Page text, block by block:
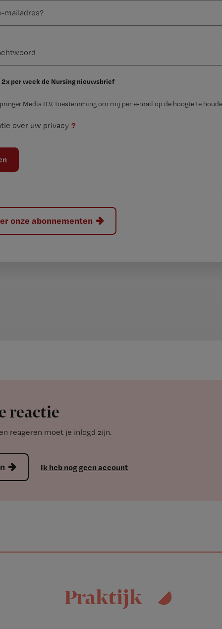
2x per week de Nursing nieuwsbrief
Media B.V. toestemming om mij per e-mail op de hoogte te
over uw privacy ?
onze abonnementen
reactie
reageren moet je inlogd zijn.
Ik heb nog geen account
Praktijk